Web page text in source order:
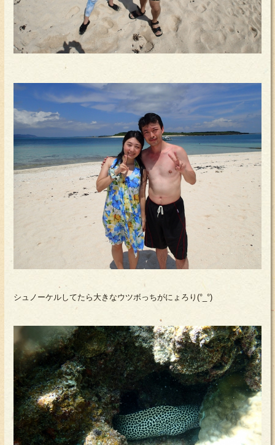
シュノーケルしてたら大きなウツボっちがにょろり(°_°)